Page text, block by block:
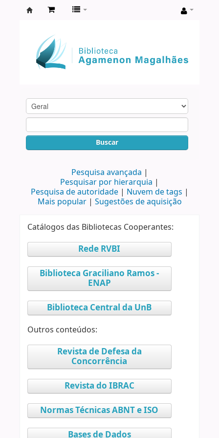
Agamenon
Magalhães
Buscar
Pesquisa avançada
Pesquisar por hierarquia
Pesquisa de autoridade
Nuvem de tags
Mais popular
Sugestões de aquisição
Catálogos das Bibliotecas Cooperantes:
Rede RVBI
Biblioteca Graciliano Ramos -
ENAP
Biblioteca Central da UnB
Outros conteúdos:
Revista de Defesa da
Concorrência
Revista do IBRAC
Normas Técnicas ABNT e ISO
Bases de Dados